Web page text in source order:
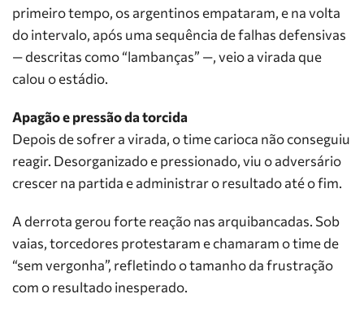
primeiro tempo, os argentinos empataram, e na volta
do intervalo, após uma sequência de falhas defensivas
— descritas como “lambanças” —, veio a virada que
calou o estádio.
Apagão e pressão da torcida
Depois de sofrer a virada, o time carioca não conseguiu
reagir. Desorganizado e pressionado, viu o adversário
crescer na partida e administrar o resultado até o fim.
A derrota gerou forte reação nas arquibancadas. Sob
vaias, torcedores protestaram e chamaram o time de
“sem vergonha”, refletindo o tamanho da frustração
com o resultado inesperado.